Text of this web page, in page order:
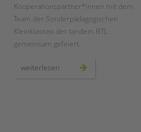
Kooperationspartner*innen mit dem
Team der Sonderpädagogischen
Kleinklassen der tandem BTL
gemeinsam gefeiert.
weiterlesen